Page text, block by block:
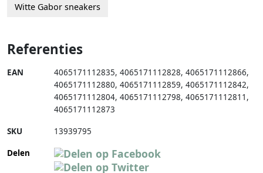
Witte Gabor sneakers
Referenties
EAN 4065171112835, 4065171112828, 4065171112866,
4065171112880, 4065171112859, 4065171112842,
4065171112804, 4065171112798, 4065171112811 ,
4065171112873
SKU 13939795
Delen